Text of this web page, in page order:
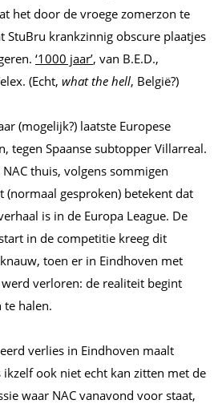
het door de vroege zomerzon te
StuBru krankzinnig obscure plaatjes
‘1000 jaar’, van B.E.D.,
(Echt, what the hell, België?)
(mogelijk?) laatste Europese
tegen Spaanse subtopper Villarreal.
thuis, volgens sommigen
(normaal gesproken) betekent dat
is in de Europa League. De
in de competitie kreeg dit
toen er in Eindhoven met
werd verloren: de realiteit begint
te halen.
verlies in Eindhoven maalt
ook niet echt kan zitten met de
waar NAC vanavond voor staat,